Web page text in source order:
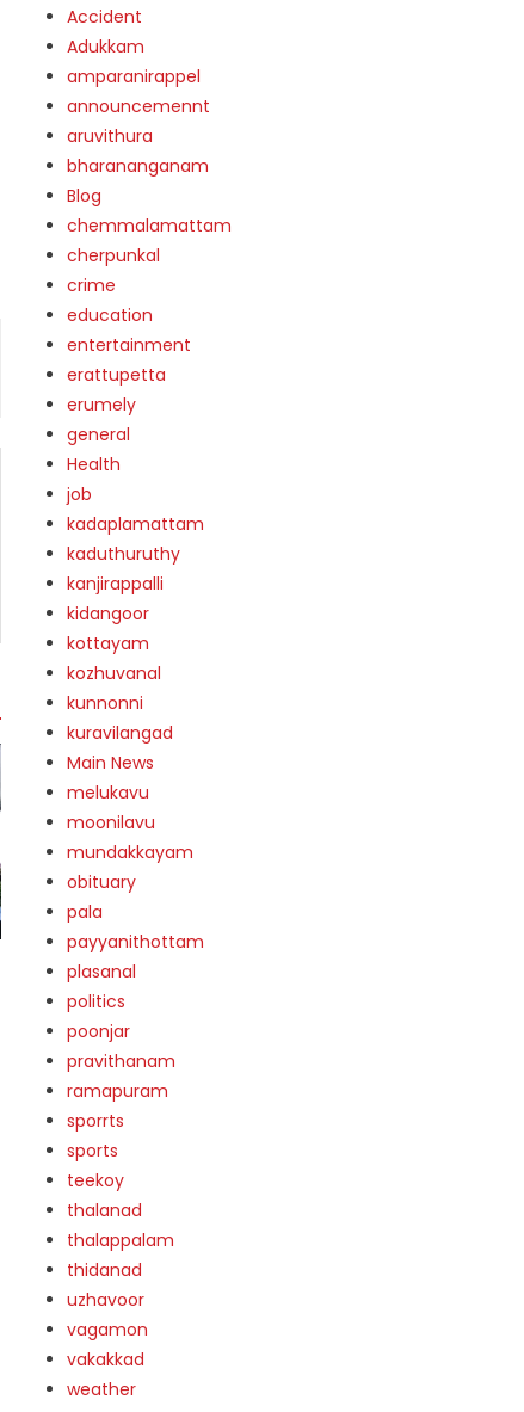
Accident
Adukkam
amparanirappel
announcemennt
aruvithura
bharananganam
Blog
chemmalamattam
cherpunkal
crime
education
entertainment
erattupetta
erumely
general
Health
job
kadaplamattam
kaduthuruthy
kanjirappalli
kidangoor
kottayam
kozhuvanal
kunnonni
kuravilangad
Main News
melukavu
moonilavu
mundakkayam
obituary
pala
payyanithottam
plasanal
politics
poonjar
pravithanam
ramapuram
sporrts
sports
teekoy
thalanad
thalappalam
thidanad
uzhavoor
vagamon
vakakkad
weather